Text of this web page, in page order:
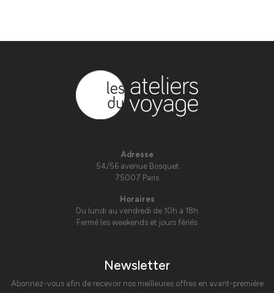
Adresse
54/56 avenue Bosquet
75007 Paris
Horaires
Du lundi au vendredi de 10h à 18h
Fermé les weekends et jours fériés
Newsletter
Abonnez-vous afin de recevoir nos meilleures offres en avant-première